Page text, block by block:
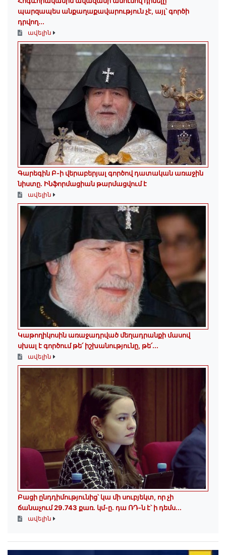
պարզապես անքաղաքավարություն չէ, այլ՝ գործի
դրվող...
ավելին
Գարեգին Բ-ի վերաբերյալ գործով դատական առաջին
նիստը․ Ինֆորմացիան թարմացվում է
ավելին
Կաթողիկոսին առաջադրված մեղադրանքի մասով
սխալ է գործում թե՛ իշխանությունը, թե՛...
ավելին
Բացի ընդդիմությունից՝ կա մի սուբյեկտ, որ չի
ճանաչում 29.743 քառ. կմ-ը. դա ՌԴ-ն է՝ ի դեմս...
ավելին